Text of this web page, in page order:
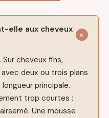
elle aux cheveux
Sur cheveux fins,
deux ou trois plans
principale.
trop courtes :
Une mousse